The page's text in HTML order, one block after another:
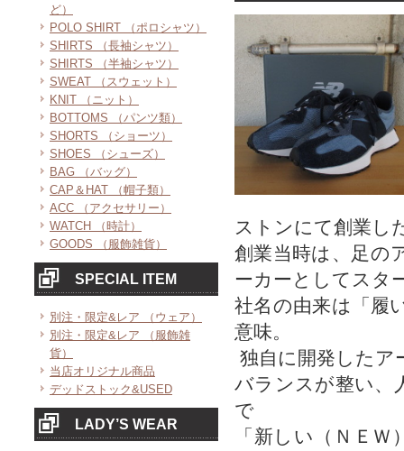
ど）
POLO SHIRT （ポロシャツ）
SHIRTS （長袖シャツ）
SHIRTS （半袖シャツ）
SWEAT （スウェット）
KNIT （ニット）
BOTTOMS （パンツ類）
SHORTS （ショーツ）
SHOES （シューズ）
BAG （バッグ）
CAP＆HAT （帽子類）
ACC （アクセサリー）
WATCH （時計）
GOODS （服飾雑貨）
SPECIAL ITEM
別注・限定&レア （ウェア）
別注・限定&レア （服飾雑
貨）
当店オリジナル商品
デッドストック&USED
LADY’S WEAR
ストンにて創業し
創業当時は、足の
ーカーとしてスタ
社名の由来は「履
意味。
独自に開発したア
バランスが整い、
で
「新しい（ＮＥ